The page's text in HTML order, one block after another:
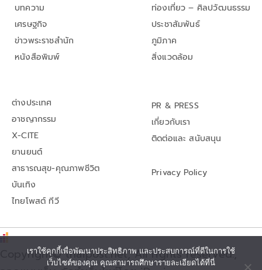
เราใช้คุกกี้เพื่อพัฒนาประสิทธิภาพ และประสบการณ์ที่ดีในการใช้
เว็บไซต์ของคุณ คุณสามารถศึกษารายละเอียดได้ที่นี่
บทความ
เศรษฐกิจ
ข่าวพระราชสำนัก
หนังสือพิมพ์
ท่องเที่ยว – ศิลปวัฒนธรรม
ประชาสัมพันธ์
ภูมิภาค
สิ่งแวดล้อม
ต่างประเทศ
อาชญากรรม
X-CITE
ยานยนต์
สาธารณสุข-คุณภาพชีวิต
บันเทิง
ไทยโพสต์ ทีวี
PR & PRESS
เกี่ยวกับเรา
ติดต่อและ สนับสนุน
Privacy Policy
Copyright© thaipost.net, All rights reserved.,